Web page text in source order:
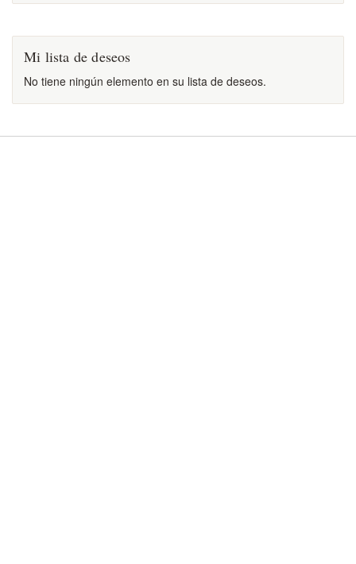
Mi lista de deseos
No tiene ningún elemento en su lista de deseos.